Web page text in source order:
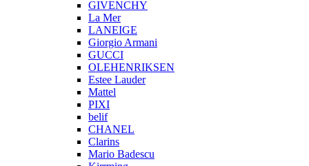
GIVENCHY
La Mer
LANEIGE
Giorgio Armani
GUCCI
OLEHENRIKSEN
Estee Lauder
Mattel
PIXI
belif
CHANEL
Clarins
Mario Badescu